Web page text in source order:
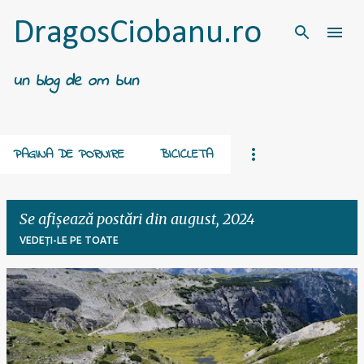
Treceți la conținutul principal
DragosCiobanu.ro
un blog de om bun
PAGINA DE PORNIRE BICICLETA
Se afișează postări din august, 2024
VEDEȚI-LE PE TOATE
P
o
s